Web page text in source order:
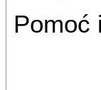
Pomoć